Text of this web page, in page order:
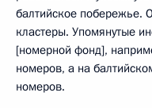
балтийское побережье.
кластеры. Упомянутые
[номерной фонд],
номеров, а на
номеров.